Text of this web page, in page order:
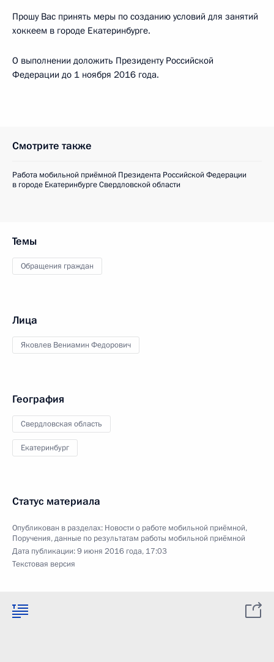
Прошу Вас принять меры по созданию условий для занятий
хоккеем в городе Екатеринбурге.
О выполнении доложить Президенту Российской
Федерации до 1 ноября 2016 года.
Смотрите также
Работа мобильной приёмной Президента Российской Федерации
в городе Екатеринбурге Свердловской области
Темы
Обращения граждан
Лица
Яковлев Вениамин Федорович
География
Свердловская область
Екатеринбург
Статус материала
Опубликован в разделах: Новости о работе мобильной приёмной,
Поручения, данные по результатам работы мобильной приёмной
Дата публикации:9 июня 2016 года, 17:03
Текстовая версия